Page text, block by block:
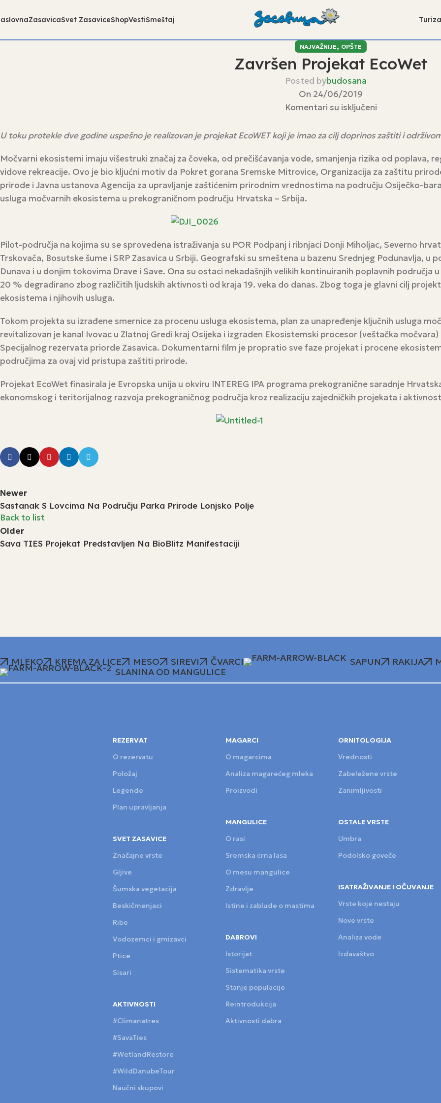
ZasavicaSvet ZasaviceShopVestiSmeštaj
NAJVAŽNIJE, OPŠTE
Završen Projekat EcoWet
Posted bybudosana
On 24/06/2019
Komentari su isključeni
U toku protekle dve godine uspešno je realizovan je projekat EcoWET koji je imao za cilj doprinos zaštiti i
Močvarni ekosistemi imaju višestruki značaj za čoveka, od prečišćavanja vode, smanjenja rizika od poplava,
vidove rekreacije. Ovo je bio kljućni motiv da Pokret gorana Sremske Mitrovice, Organizacija za zaštitu
prirode i Javna ustanova Agencija za upravljanje zaštićenim prirodnim vrednostima na području Osiječko-
usluga močvarnih ekosistema u prekograničnom području Hrvatska – Srbija.
Pilot-područja na kojima su se sprovedena istraživanja su POR Podpanj i ribnjaci Donji Miholjac, Severno
Trskovača, Bosutske šume i SRP Zasavica u Srbiji. Geografski su smeštena u bazenu Srednjeg Podunavlja, u
Dunava i u donjim tokovima Drave i Save. Ona su ostaci nekadašnjih velikih kontinuiranih poplavnih područja
20 % degradirano zbog različitih ljudskih aktivnosti od kraja 19. veka do danas. Zbog toga je glavni cilj
ekosistema i njihovih usluga.
Tokom projekta su izrađene smernice za procenu usluga ekosistema, plan za unapređenje ključnih usluga
revitalizovan je kanal Ivovac u Zlatnoj Gredi kraj Osijeka i izgraden Ekosistemski procesor (veštačka
Specijalnog rezervata priorde Zasavica. Dokumentarni film je propratio sve faze projekat i procene
područjima za ovaj vid pristupa zaštiti prirode.
Projekat EcoWet finasirala je Evropska unija u okviru INTEREG IPA programa prekogranične saradnje
ekonomskog i teritorijalnog razvoja prekograničnog područja kroz realizaciju zajedničkih projekata i
Newer
Sastanak S Lovcima Na Području Parka Prirode Lonjsko Polje
Back to list
Older
Sava TIES Projekat Predstavljen Na BioBlitz Manifestaciji
MLEKO KREMA ZA LICE MESO SIREVI ČVARCI SAPUN RAKIJA
SLANINA OD MANGULICE
REZERVAT
O rezervatu
Položaj
Legende
Plan upravljanja
SVET ZASAVICE
Značajne vrste
Gljive
Šumska vegetacija
Beskičmenjaci
Ribe
Vodozemci i gmizavci
Ptice
Sisari
AKTIVNOSTI
#Climanatres
#SavaTies
#WetlandRestore
#WildDanubeTour
Naučni skupovi
MAGARCI
O magarcima
Analiza magarećeg mleka
Proizvodi
MANGULICE
O rasi
Sremska crna lasa
O mesu mangulice
Zdravlje
Istine i zablude o mastima
DABROVI
Istorijat
Sistematika vrste
Stanje populacije
Reintrodukcija
Aktivnosti dabra
ORNITOLOGIJA
Vrednosti
Zabeležene vrste
Zanimljivosti
OSTALE VRSTE
Umbra
Podolsko goveče
ISATRAŽIVANJE I OČUVANJE
Vrste koje nestaju
Nove vrste
Analiza vode
Izdavaštvo